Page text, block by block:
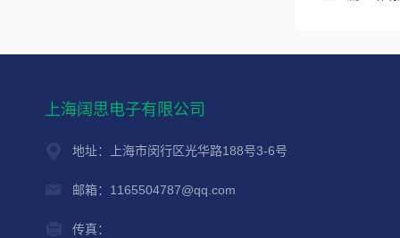
上海阔思电子有限公司
地址：上海市闵行区光华路188号3-6号
邮箱：1165504787@qq.com
传真：